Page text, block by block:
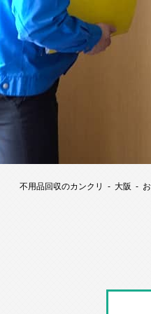
不用品回収のカンクリ 大阪